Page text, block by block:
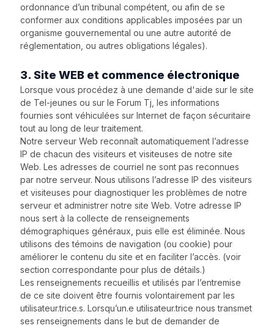
ordonnance d’un tribunal compétent, ou afin de se
conformer aux conditions applicables imposées par un
organisme gouvernemental ou une autre autorité de
réglementation, ou autres obligations légales).
3. Site WEB et commence électronique
Lorsque vous procédez à une demande d'aide sur le site
de Tel-jeunes ou sur le Forum Tj, les informations
fournies sont véhiculées sur Internet de façon sécuritaire
tout au long de leur traitement.
Notre serveur Web reconnaît automatiquement l’adresse
IP de chacun des visiteurs et visiteuses de notre site
Web. Les adresses de courriel ne sont pas reconnues
par notre serveur. Nous utilisons l’adresse IP des visiteurs
et visiteuses pour diagnostiquer les problèmes de notre
serveur et administrer notre site Web. Votre adresse IP
nous sert à la collecte de renseignements
démographiques généraux, puis elle est éliminée. Nous
utilisons des témoins de navigation (ou cookie) pour
améliorer le contenu du site et en faciliter l’accès. (voir
section correspondante pour plus de détails.)
Les renseignements recueillis et utilisés par l’entremise
de ce site doivent être fournis volontairement par les
utilisateur.trice.s. Lorsqu’un.e utilisateur.trice nous transmet
ses renseignements dans le but de demander de